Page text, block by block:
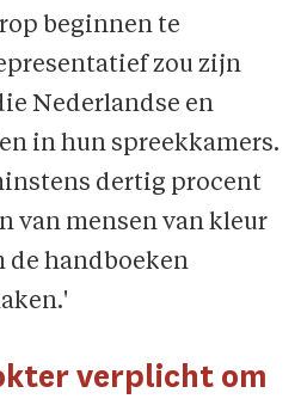
beginnen te
zou zijn
Nederlandse en
in hun spreekkamers.
dertig procent
van mensen van kleur
de handboeken
verplicht om